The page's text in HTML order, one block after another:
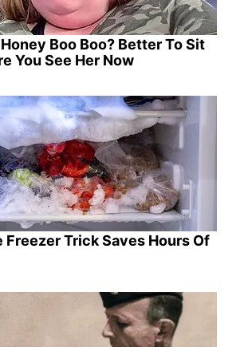
Boo Boo? Better To Sit
You See Her Now
Freezer Trick Saves Hours Of